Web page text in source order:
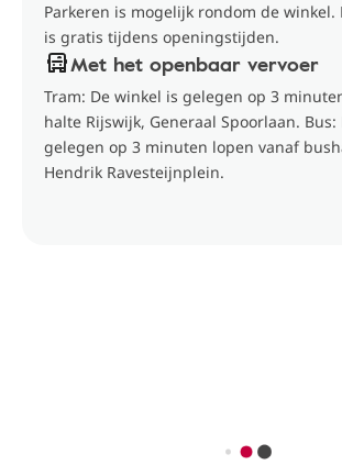
Parkeren is mogelijk rondom de winkel.
is gratis tijdens openingstijden.
Met het openbaar vervoer
Tram: De winkel is gelegen op 3
halte Rijswijk, Generaal Spoorlaan. Bus:
gelegen op 3 minuten lopen vanaf
Hendrik Ravesteijnplein.